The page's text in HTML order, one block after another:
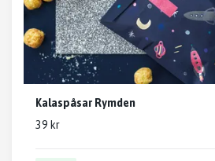
Kalaspåsar Rymden
39 kr